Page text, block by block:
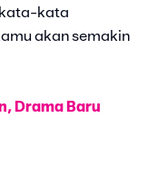
kata-kata
akan semakin
Drama Baru